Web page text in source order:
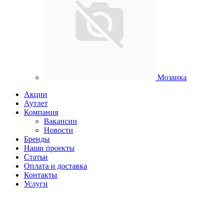
Мозаика
Акции
Аутлет
Компания
Вакансии
Новости
Бренды
Наши проекты
Статьи
Оплата и доставка
Контакты
Услуги